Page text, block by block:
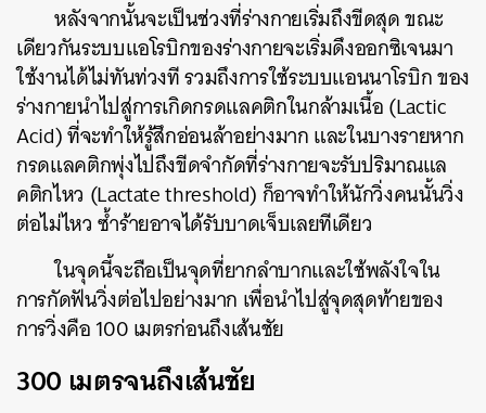
หลังจากนั้นจะเป็นช่วงที่ร่างกายเริ่มถึงขีดสุด ขณะ
เดียวกันระบบแอโรบิกของร่างกายจะเริ่มดึงออกซิเจนมา
ใช้งานได้ไม่ทันท่วงที รวมถึงการใช้ระบบแอนนาโรบิก ของ
ร่างกายนำไปสู่การเกิดกรดแลคติกในกล้ามเนื้อ (Lactic
Acid) ที่จะทำให้รู้สึกอ่อนล้าอย่างมาก และในบางรายหาก
กรดแลคติกพุ่งไปถึงขีดจำกัดที่ร่างกายจะรับปริมาณแล
คติกไหว (Lactate threshold) ก็อาจทำให้นักวิ่งคนนั้นวิ่ง
ต่อไม่ไหว ซ้ำร้ายอาจได้รับบาดเจ็บเลยทีเดียว
ในจุดนี้จะถือเป็นจุดที่ยากลำบากและใช้พลังใจใน
การกัดฟันวิ่งต่อไปอย่างมาก เพื่อนำไปสู่จุดสุดท้ายของ
การวิ่งคือ 100 เมตรก่อนถึงเส้นชัย
300 เมตรจนถึงเส้นชัย